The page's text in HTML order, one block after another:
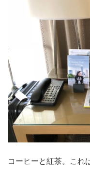
コーヒーと紅茶。これ